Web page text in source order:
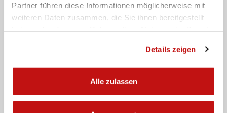
Partner führen diese Informationen möglicherweise mit
weiteren Daten zusammen, die Sie ihnen bereitgestellt
Details zeigen
Alle zulassen
Nachricht
Ich habe dieDatenschutzbestimmungen gelesen